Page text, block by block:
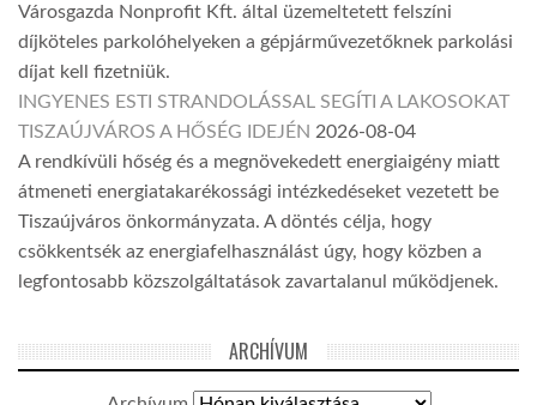
Városgazda Nonprofit Kft. által üzemeltetett felszíni
díjköteles parkolóhelyeken a gépjárművezetőknek parkolási
díjat kell fizetniük.
INGYENES ESTI STRANDOLÁSSAL SEGÍTI A LAKOSOKAT
TISZAÚJVÁROS A HŐSÉG IDEJÉN 2026-08-04
A rendkívüli hőség és a megnövekedett energiaigény miatt
átmeneti energiatakarékossági intézkedéseket vezetett be
Tiszaújváros önkormányzata. A döntés célja, hogy
csökkentsék az energiafelhasználást úgy, hogy közben a
legfontosabb közszolgáltatások zavartalanul működjenek.
ARCHÍVUM